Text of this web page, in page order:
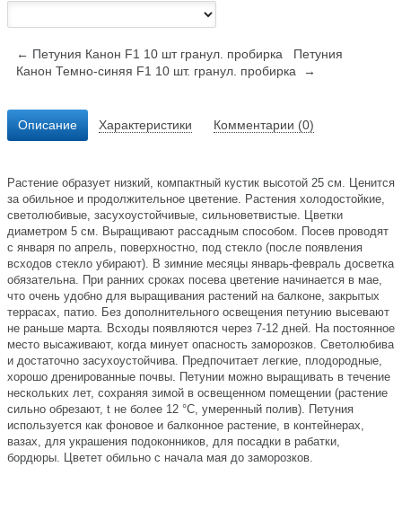
← Петуния Канон F1 10 шт гранул. пробирка
Петуния
Канон Темно-синяя F1 10 шт. гранул. пробирка →
Описание Характеристики Комментарии (0)
Растение образует низкий, компактный кустик высотой 25 см. Ценится
за обильное и продолжительное цветение. Растения холодостойкие,
светолюбивые, засухоустойчивые, сильноветвистые. Цветки
диаметром 5 см. Выращивают рассадным способом. Посев проводят
с января по апрель, поверхностно, под стекло (после появления
всходов стекло убирают). В зимние месяцы январь-февраль досветка
обязательна. При ранних сроках посева цветение начинается в мае,
что очень удобно для выращивания растений на балконе, закрытых
террасах, патио. Без дополнительного освещения петунию высевают
не раньше марта. Всходы появляются через 7-12 дней. На постоянное
место высаживают, когда минует опасность заморозков. Светолюбива
и достаточно засухоустойчива. Предпочитает легкие, плодородные,
хорошо дренированные почвы. Петунии можно выращивать в течение
нескольких лет, сохраняя зимой в освещенном помещении (растение
сильно обрезают, t не более 12 °C, умеренный полив). Петуния
используется как фоновое и балконное растение, в контейнерах,
вазах, для украшения подоконников, для посадки в рабатки,
бордюры. Цветет обильно с начала мая до заморозков.